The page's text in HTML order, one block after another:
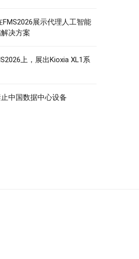
展示代理人工智能
决方案
上，展出Kioxia XL1系
中国数据中心设备